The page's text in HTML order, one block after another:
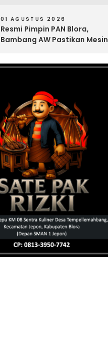
01 AGUSTUS 2026
Resmi Pimpin PAN Blora,
Bambang AW Pastikan Mesin